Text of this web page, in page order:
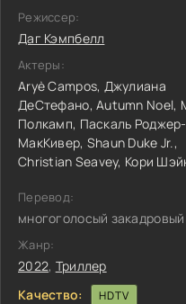
Режиссер:
Даг Кэмпбелл
Актеры:
Aryè Campos, Джулиана
ДеСтефано,Autumn Noel,
Полкамп, Паскаль Роджер-
МакКивер, Shaun Duke Jr.,
Christian Seavey, Кори
Перевод:
многоголосый закадровый
Жанр:
2022, Триллер
Качество:
HDTV